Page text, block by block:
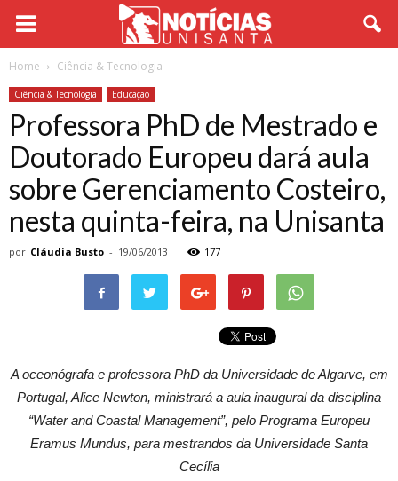
Home Ciência & Tecnologia
Ciência & Tecnologia Educação
Professora PhD de Mestrado e
Doutorado Europeu dará aula
sobre Gerenciamento Costeiro,
nesta quinta-feira, na Unisanta
por Cláudia Busto - 19/06/2013 177
A oceonógrafa e professora PhD da Universidade de Algarve, em
Portugal, Alice Newton, ministrará a aula inaugural da disciplina
“Water and Coastal Management”, pelo Programa Europeu
Eramus Mundus, para mestrandos da Universidade Santa
Cecília